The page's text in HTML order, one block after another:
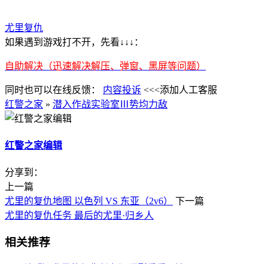
尤里复仇
如果遇到游戏打不开，先看↓↓↓：
自助解决（迅速解决解压、弹窗、黑屏等问题）
同时也可以在线反馈： 内容投诉 <<<添加人工客服
红警之家 » 潜入作战实验室Ⅲ势均力敌
红警之家编辑
分享到：
上一篇
尤里的复仇地图 以色列 VS 东亚（2v6）
下一篇
尤里的复仇任务 最后的尤里·归乡人
相关推荐